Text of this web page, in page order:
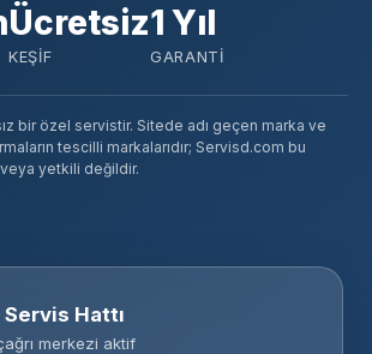
Ücretsiz
KEŞIF
1 Yıl
GARANTI
bir özel servistir. Sitede adı geçen marka ve
tescilli markalarıdır; Servisd.com bu
veya yetkili değildir.
Servis Hattı
merkezi aktif